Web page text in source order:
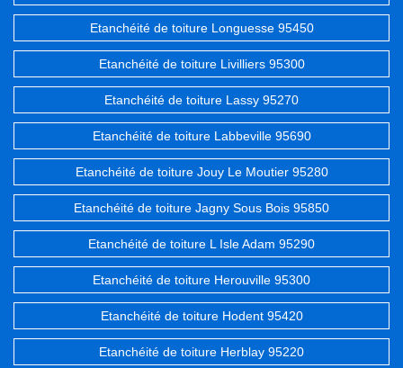
Etanchéité de toiture Longuesse 95450
Etanchéité de toiture Livilliers 95300
Etanchéité de toiture Lassy 95270
Etanchéité de toiture Labbeville 95690
Etanchéité de toiture Jouy Le Moutier 95280
Etanchéité de toiture Jagny Sous Bois 95850
Etanchéité de toiture L Isle Adam 95290
Etanchéité de toiture Herouville 95300
Etanchéité de toiture Hodent 95420
Etanchéité de toiture Herblay 95220